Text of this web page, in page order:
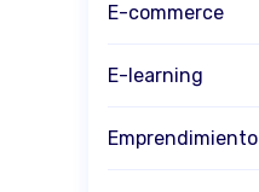
E-commerce
E-learning
Emprendimiento